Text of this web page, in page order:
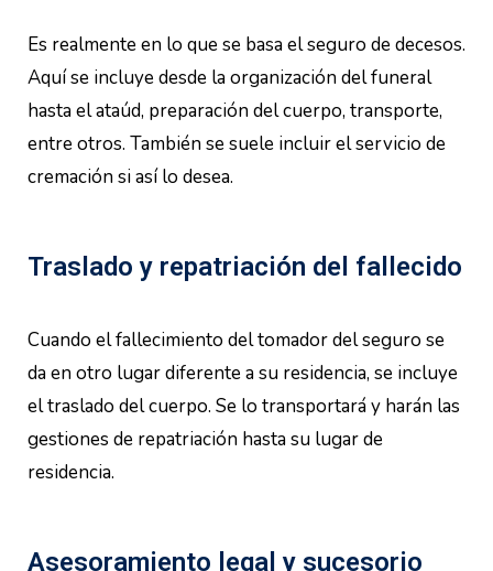
Es realmente en lo que se basa el seguro de decesos.
Aquí se incluye desde la organización del funeral
hasta el ataúd, preparación del cuerpo, transporte,
entre otros. También se suele incluir el servicio de
cremación si así lo desea.
Traslado y repatriación del fallecido
Cuando el fallecimiento del tomador del seguro se
da en otro lugar diferente a su residencia, se incluye
el traslado del cuerpo. Se lo transportará y harán las
gestiones de repatriación hasta su lugar de
residencia.
Asesoramiento legal y sucesorio